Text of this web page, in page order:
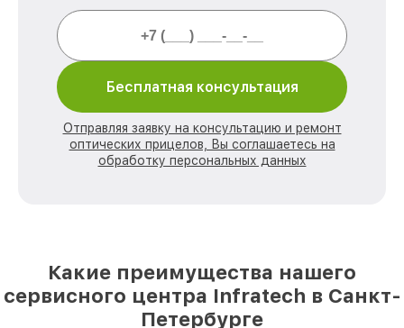
Бесплатная консультация
Отправляя заявку на консультацию и ремонт
оптических прицелов, Вы соглашаетесь на
обработку персональных данных
Какие преимущества нашего
сервисного центра Infratech в Санкт-
Петербурге